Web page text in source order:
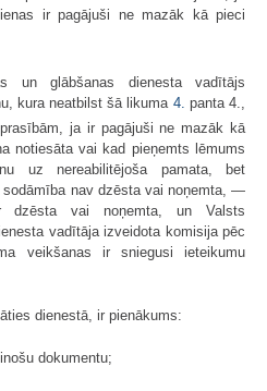
ir pagājuši ne mazāk kā pieci
un glābšanas dienesta vadītājs
kura neatbilst šā likuma 4. panta 4.,
ja ir pagājuši ne mazāk kā
notiesāta vai kad pieņemts lēmums
uz nereabilitējoša pamata, bet
sodāmība nav dzēsta vai noņemta, —
vai noņemta, un Valsts
vadītāja izveidota komisija pēc
veikšanas ir sniegusi ieteikumu
dienestā, ir pienākums:
dokumentu;